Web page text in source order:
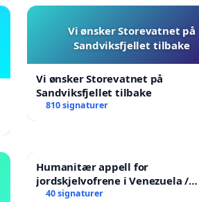
Vi ønsker Storevatnet på
Sandviksfjellet tilbake
Vi ønsker Storevatnet på
Sandviksfjellet tilbake
810 signaturer
Humanitær appell for
jordskjelvofrene i Venezuela /
Humanitarian Appeal for the
40 signaturer